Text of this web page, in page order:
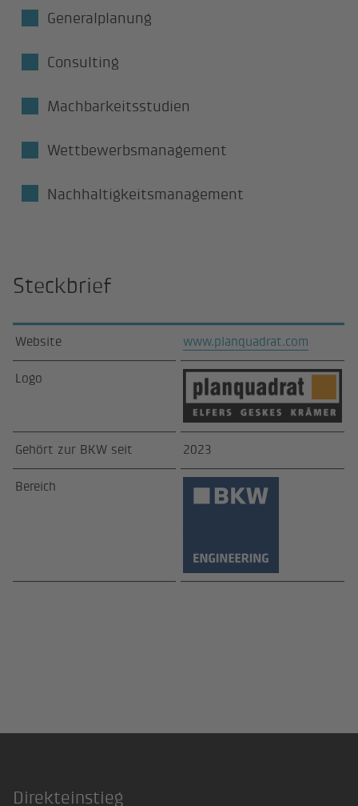
Generalplanung
Consulting
Machbarkeitsstudien
Wettbewerbsmanagement
Nachhaltigkeitsmanagement
Steckbrief
Website www.planquadrat.com
Logo
Gehört zur BKW seit 2023
Bereich
Direkteinstieg